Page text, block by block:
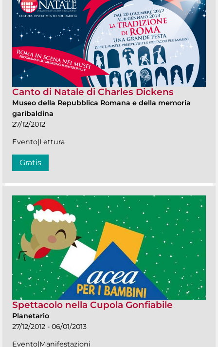
Canto di Natale di Charles Dickens
Museo della Repubblica Romana e della memoria
garibaldina
27/12/2012
Evento|Lettura
Gratis
Spettacolo nella Cupola Gonfiabile
Planetario
27/12/2012 - 06/01/2013
Evento|Manifestazioni